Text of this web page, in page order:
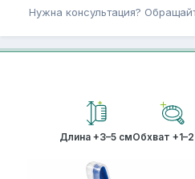
Нужна консультация?
Длина +3–5 смОбхват